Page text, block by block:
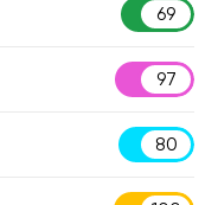
69
97
80